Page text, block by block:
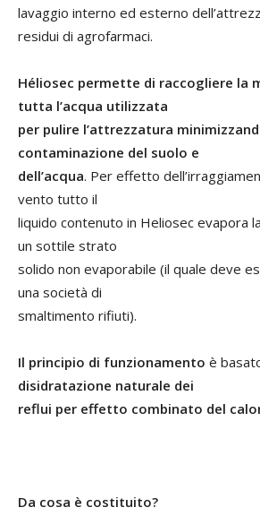
lavaggio interno ed esterno
residui di agrofarmaci.
Héliosec permette di raccogliere la
tutta l’acqua utilizzata
per pulire l’attrezzatura
contaminazione del suolo e
dell’acqua. Per effetto
vento tutto il
liquido contenuto in Heliosec evapora
un sottile strato
solido non evaporabile (il quale deve
una società di
smaltimento rifiuti).
Il principio di funzionamento è
disidratazione naturale dei
reflui per effetto combinato del
Da cosa è costituito?